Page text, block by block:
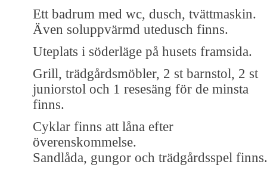
Ett badrum med wc, dusch, tvättmaskin.
Även soluppvärmd utedusch finns.
Uteplats i söderläge på husets framsida.
Grill, trädgårdsmöbler, 2 st barnstol, 2 st
juniorstol och 1 resesäng för de minsta
finns.
Cyklar finns att låna efter
överenskommelse.
Sandlåda, gungor och trädgårdsspel finns.